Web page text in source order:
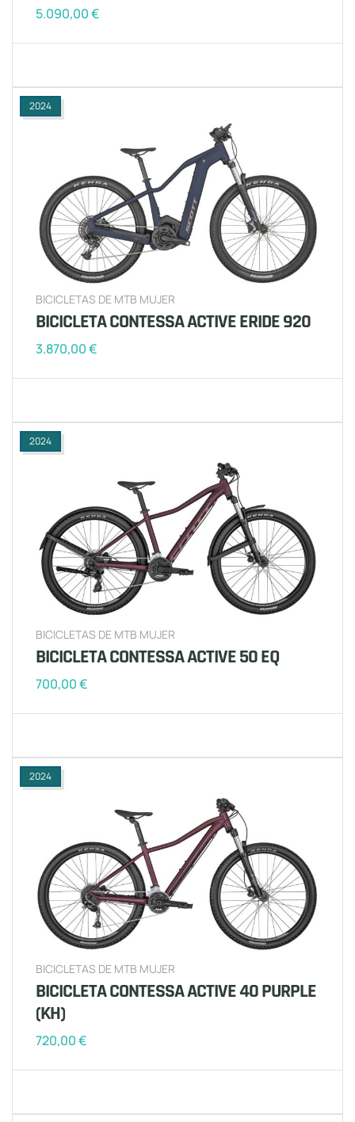
5.090,00€
2024
BICICLETAS DE MTB MUJER
BICICLETA CONTESSA ACTIVE ERIDE 920
3.870,00€
2024
BICICLETAS DE MTB MUJER
BICICLETA CONTESSA ACTIVE 50 EQ
700,00€
2024
BICICLETAS DE MTB MUJER
BICICLETA CONTESSA ACTIVE 40 PURPLE
(KH)
720,00€